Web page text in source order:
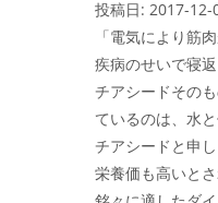
投稿日: 2017-12-
「電気により筋
疾病のせいで寝
チアシードその
ているのは、水
チアシードと申
栄養価も高いと